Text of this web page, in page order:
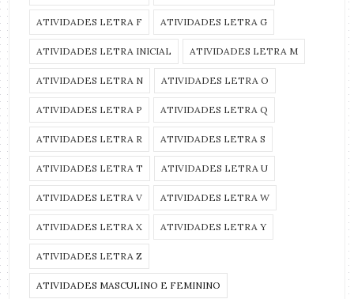
ATIVIDADES LETRA F ATIVIDADES LETRA G
ATIVIDADES LETRA INICIAL ATIVIDADES LETRA M
ATIVIDADES LETRA N ATIVIDADES LETRA O
ATIVIDADES LETRA P ATIVIDADES LETRA Q
ATIVIDADES LETRA R ATIVIDADES LETRA S
ATIVIDADES LETRA T ATIVIDADES LETRA U
ATIVIDADES LETRA V ATIVIDADES LETRA W
ATIVIDADES LETRA X ATIVIDADES LETRA Y
ATIVIDADES LETRA Z
ATIVIDADES MASCULINO E FEMININO